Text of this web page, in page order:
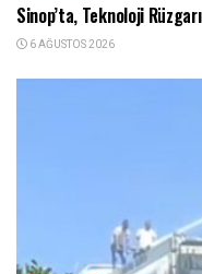
Sinop’ta, Teknoloji
6 AĞUSTOS 2026